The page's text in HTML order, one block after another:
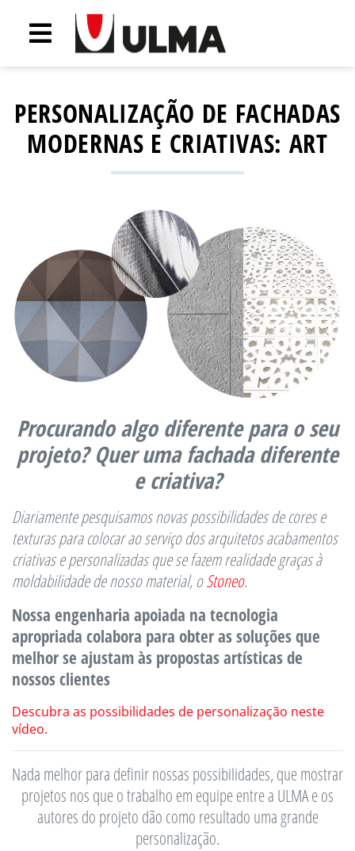
PERSONALIZAÇÃO DE FACHADAS
MODERNAS E CRIATIVAS: ART
Procurando algo diferente para o seu
projeto? Quer uma fachada diferente
e criativa?
Diariamente pesquisamos novas possibilidades de cores e
texturas para colocar ao serviço dos arquitetos acabamentos
criativas e personalizadas que se fazem realidade graças à
moldabilidade de nosso material, oStoneo.
Nossa engenharia apoiada na tecnologia
apropriada colabora para obter as soluções que
melhor se ajustam às propostas artísticas de
nossos clientes
Descubra as possibilidades de personalização neste
vídeo.
Nada melhor para definir nossas possibilidades, que mostrar
projetos nos que o trabalho em equipe entre a ULMA e os
autores do projeto dão como resultado uma grande
personalização.